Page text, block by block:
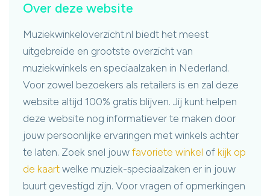
Over deze website
Muziekwinkeloverzicht.nl biedt het meest
uitgebreide en grootste overzicht van
muziekwinkels en speciaalzaken in Nederland.
Voor zowel bezoekers als retailers is en zal deze
website altijd 100% gratis blijven. Jij kunt helpen
deze website nog informatiever te maken door
jouw persoonlijke ervaringen met winkels achter
te laten. Zoek snel jouw favoriete winkel of kijk op
de kaartwelke muziek-speciaalzaken er in jouw
buurt gevestigd zijn. Voor vragen of opmerkingen